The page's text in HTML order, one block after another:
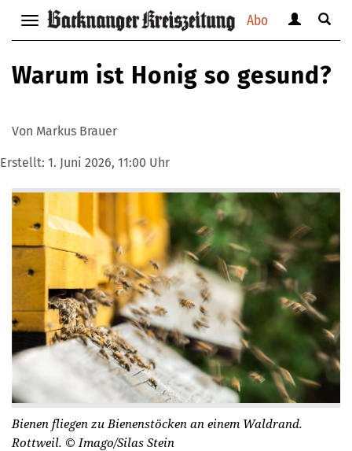
Abo
Navigation
anzeigen
verbergen
anzeigen
verbergen
Suche
Warum ist Honig so gesund?
Von Markus Brauer
Erstellt: 1. Juni 2026, 11:00 Uhr
Bienen fliegen zu Bienenstöcken an einem Waldrand.
Rottweil. © Imago/Silas Stein